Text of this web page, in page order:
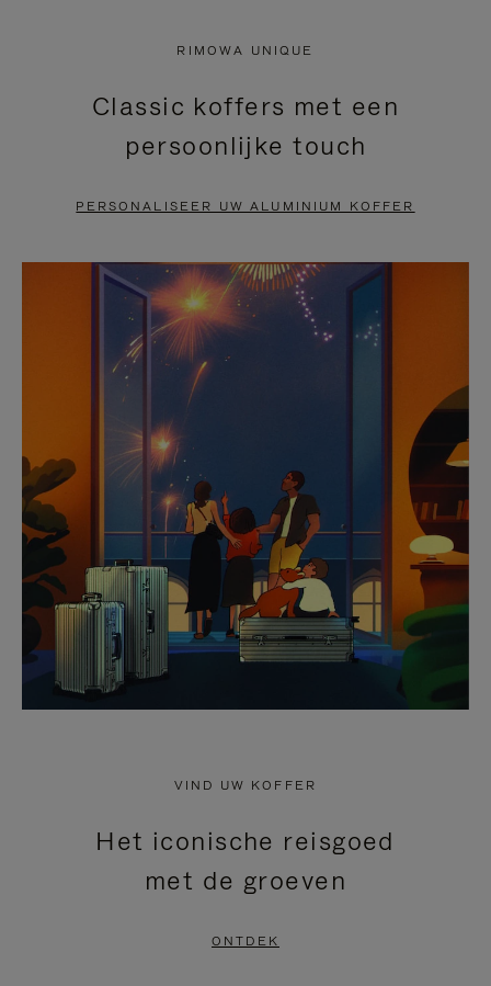
DRUK
OM
PAUZEREN
VIDEO
IS
UITGESCHAKELD.
HIER
OM
HET
DEMPEN
OP
TE
HEFFEN
RIMOWA UNIQUE
Classic koffers met een
persoonlijke touch
PERSONALISEER UW ALUMINIUM KOFFER
VIND UW KOFFER
Het iconische reisgoed
met de groeven
ONTDEK